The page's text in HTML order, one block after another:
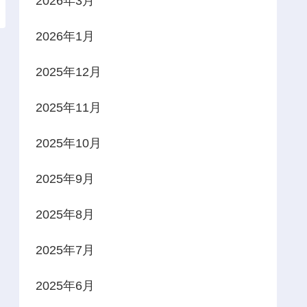
2026年1月
2025年12月
2025年11月
2025年10月
2025年9月
2025年8月
2025年7月
2025年6月